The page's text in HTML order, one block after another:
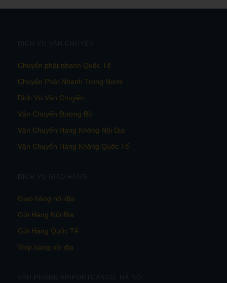
DỊCH VỤ VẬN CHUYỂN
Chuyển phát nhanh Quốc Tế
Chuyển Phát Nhanh Trong Nước
Dịch Vụ Vận Chuyển
Vận Chuyển Đường Bộ
Vận Chuyển Hàng Không Nội Địa
Vận Chuyển Hàng Không Quốc Tế
DỊCH VỤ GIAO HÀNG
Giao hàng nội địa
Gửi Hàng Nội Địa
Gửi Hàng Quốc Tế
Ship hàng nội địa
VĂN PHÒNG AIRPORTCARGO HÀ NỘI